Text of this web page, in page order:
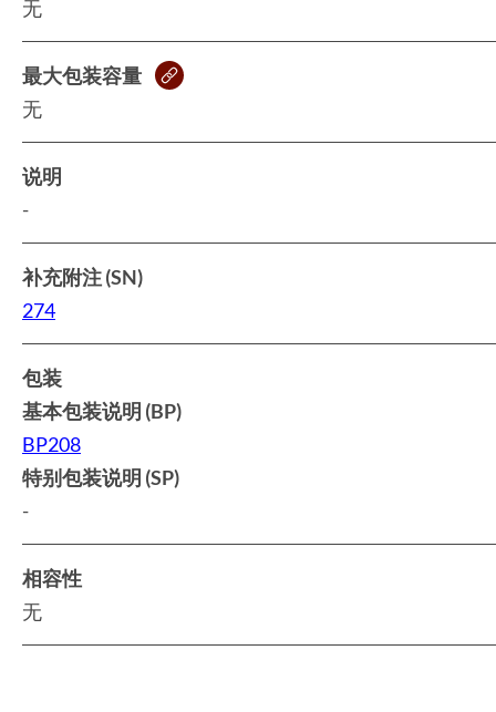
无
最大包装容量
无
说明
-
补充附注 (SN)
274
包装
基本包装说明 (BP)
BP208
特别包装说明 (SP)
-
相容性
无